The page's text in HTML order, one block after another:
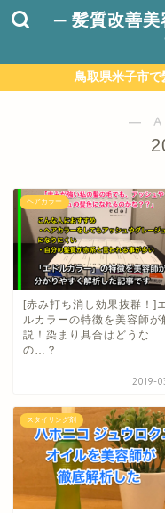
─ 髪質改善
鳥取県米子市
―
ヘアカラー
[赤み打ち消し効果抜群！]
ルカラーの特徴を美容師が
説！染まり具合はどうな
の…？
2019-
スタイリング剤